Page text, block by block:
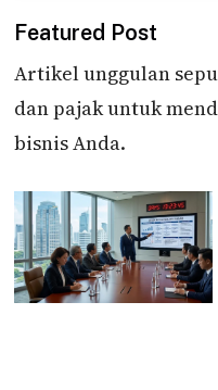
Featured Post
Artikel unggulan
dan pajak untuk
bisnis Anda.